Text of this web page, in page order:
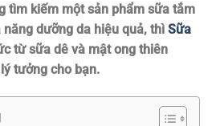
tìm kiếm một sản phẩm sữa tắm
dưỡng da hiệu quả, thì Sữa
từ sữa dê và mật ong thiên
tưởng cho bạn.